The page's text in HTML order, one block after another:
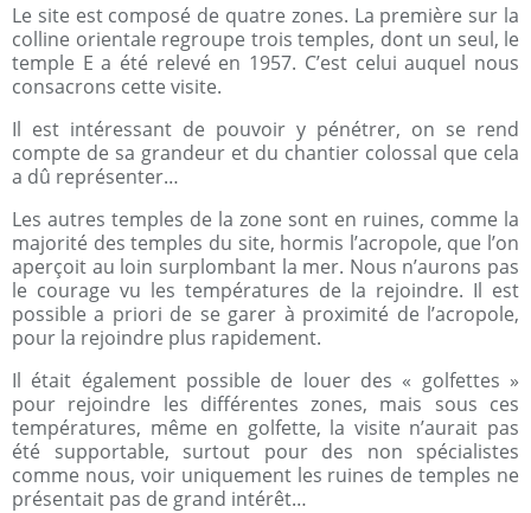
Le site est composé de quatre zones. La première sur la
colline orientale regroupe trois temples, dont un seul, le
temple E a été relevé en 1957. C’est celui auquel nous
consacrons cette visite.
Il est intéressant de pouvoir y pénétrer, on se rend
compte de sa grandeur et du chantier colossal que cela
a dû représenter…
Les autres temples de la zone sont en ruines, comme la
majorité des temples du site, hormis l’acropole, que l’on
aperçoit au loin surplombant la mer. Nous n’aurons pas
le courage vu les températures de la rejoindre. Il est
possible a priori de se garer à proximité de l’acropole,
pour la rejoindre plus rapidement.
Il était également possible de louer des « golfettes »
pour rejoindre les différentes zones, mais sous ces
températures, même en golfette, la visite n’aurait pas
été supportable, surtout pour des non spécialistes
comme nous, voir uniquement les ruines de temples ne
présentait pas de grand intérêt…